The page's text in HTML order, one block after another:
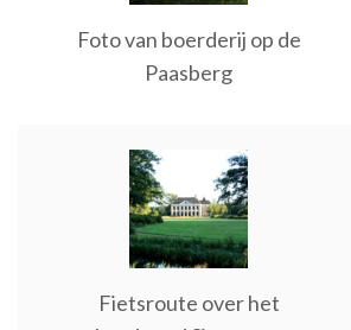
Foto van boerderij op de
Paasberg
Fietsroute over het